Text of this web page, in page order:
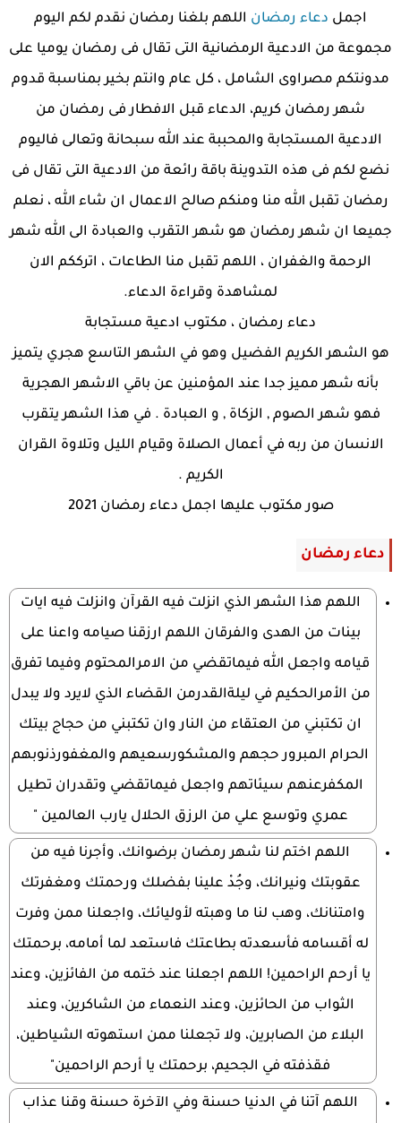
اجمل دعاء رمضان اللهم بلغنا رمضان نقدم لكم اليوم
مجموعة من الادعية الرمضانية التى تقال فى رمضان يوميا على
مدونتكم مصراوى الشامل ، كل عام وانتم بخير بمناسبة قدوم
شهر رمضان كريم، الدعاء قبل الافطار فى رمضان من
الادعية المستجابة والمحببة عند الله سبحانة وتعالى فاليوم
نضع لكم فى هذه التدوينة باقة رائعة من الادعية التى تقال فى
رمضان تقبل الله منا ومنكم صالح الاعمال ان شاء الله ، نعلم
جميعا ان شهر رمضان هو شهر التقرب والعبادة الى الله شهر
الرحمة والغفران ، اللهم تقبل منا الطاعات ، اترككم الان
لمشاهدة وقراءة الدعاء.
دعاء رمضان ، مكتوب ادعية مستجابة
هو الشهر الكريم الفضيل وهو في الشهر التاسع هجري يتميز
بأنه شهر مميز جدا عند المؤمنين عن باقي الاشهر الهجرية
فهو شهر الصوم , الزكاة , و العبادة . في هذا الشهر يتقرب
الانسان من ربه في أعمال الصلاة وقيام الليل وتلاوة القران
الكريم .
صور مكتوب عليها اجمل دعاء رمضان 2021
دعاء رمضان
اللهم هذا الشهر الذي انزلت فيه القرآن وانزلت فيه ايات
بينات من الهدى والفرقان اللهم ارزقنا صيامه واعنا على
قيامه واجعل الله فيماتقضي من الامرالمحتوم وفيما تفرق
من الأمرالحكيم في ليلةالقدرمن القضاء الذي لايرد ولا يبدل
ان تكتبني من العتقاء من النار وان تكتبني من حجاج بيتك
الحرام المبرور حجهم والمشكورسعيهم والمغفورذنوبهم
المكفرعنهم سيئاتهم واجعل فيماتقضي وتقدران تطيل
عمري وتوسع علي من الرزق الحلال يارب العالمين "
اللهم اختم لنا شهر رمضان برضوانك، وأجرنا فيه من
عقوبتك ونيرانك، وجُدْ علينا بفضلك ورحمتك ومغفرتك
وامتنانك، وهب لنا ما وهبته لأوليائك، واجعلنا ممن وفرت
له أقسامه فأسعدته بطاعتك فاستعد لما أمامه، برحمتك
يا أرحم الراحمين! اللهم اجعلنا عند ختمه من الفائزين، وعند
الثواب من الحائزين، وعند النعماء من الشاكرين، وعند
البلاء من الصابرين، ولا تجعلنا ممن استهوته الشياطين،
فقذفته في الجحيم، برحمتك يا أرحم الراحمين"
اللهم آتنا في الدنيا حسنة وفي الآخرة حسنة وقنا عذاب